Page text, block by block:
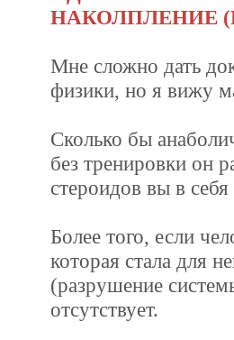
НАКОЛПЛЕНИЕ
Мне сложно дать
физики, но я вижу
Сколько бы
без тренировки он
стероидов вы в
Более того, если
которая стала для
(разрушение
отсутствует.